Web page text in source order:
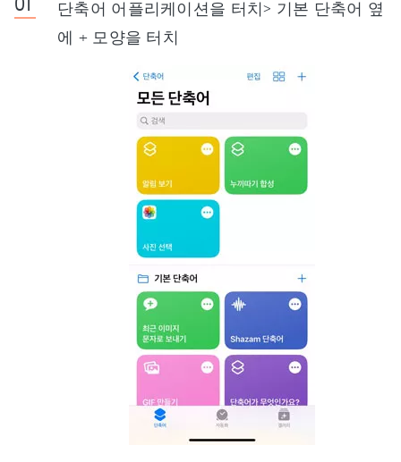
단축어 어플리케이션을 터치> 기본 단축어 옆
에 + 모양을 터치